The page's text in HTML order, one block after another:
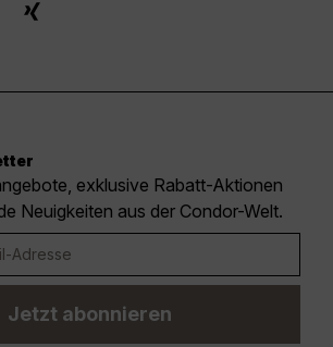
exklusive Rabatt-Aktionen
Neuigkeiten aus der Condor-Welt.
Jetzt abonnieren